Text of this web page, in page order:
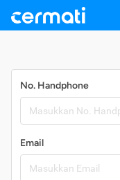
No. Handphone
Email